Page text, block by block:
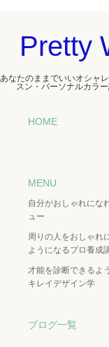
Pretty
あなたのままでいいオシャ
スン・パーソナルカラ
HOME
MENU
自分がおしゃれにな
ュー
周りの人をおしゃれ
ようになるプロ養成
才能を診断できるよ
キレイデザイン学
ブログ一覧